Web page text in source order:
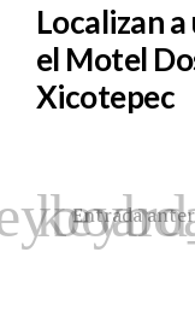
Localizan
el Motel
Xicotepec
Entrada